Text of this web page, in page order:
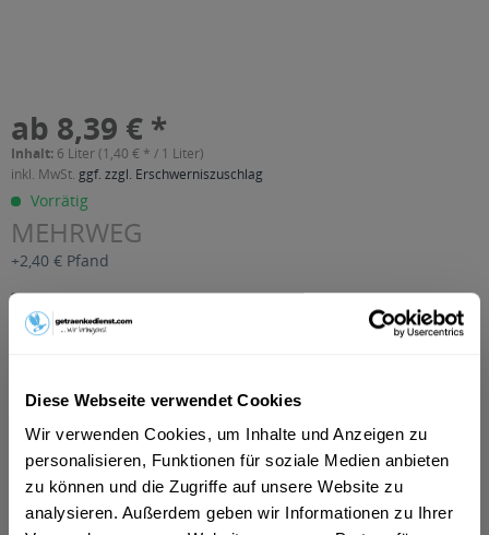
Diese Webseite verwendet Cookies
Wir verwenden Cookies, um Inhalte und Anzeigen zu
personalisieren, Funktionen für soziale Medien anbieten
zu können und die Zugriffe auf unsere Website zu
analysieren. Außerdem geben wir Informationen zu Ihrer
ab 8,39 € *
Inhalt: 6 Liter (1,40 € * / 1 Liter)
inkl. MwSt. ggf. zzgl. Erschwerniszuschlag
Vorrätig
MEHRWEG
+2,40 € Pfand
In denWarenkorb
Verfügbar in:
Beschreibung
mehr
"Burkhardt "Der Geschmackvolle"